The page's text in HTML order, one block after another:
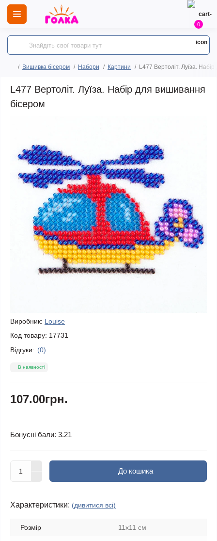
0
Вишивка бісером Набори Картини L477 Вертоліт. Луїза.
L477 Вертоліт. Луїза. Набір для вишивання
бісером
Виробник: Louise
Код товару: 17731
Відгуки: (0)
В наявності
107.00грн.
Бонусні бали: 3.21
До кошика
Характеристики: (дивитися всі)
Розмір 11х11 см